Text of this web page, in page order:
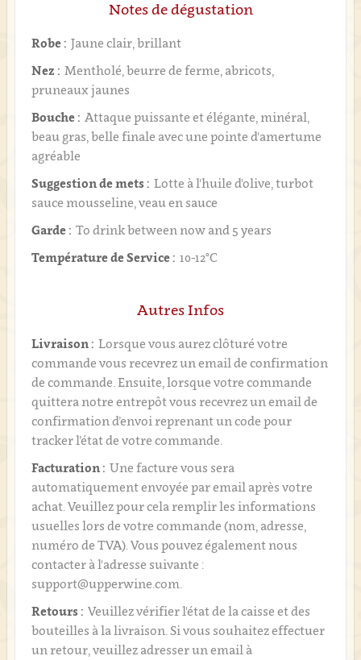
Notes de dégustation
Robe : Jaune clair, brillant
Nez : Mentholé, beurre de ferme, abricots,
pruneaux jaunes
Bouche : Attaque puissante et élégante, minéral,
beau gras, belle finale avec une pointe d'amertume
agréable
Suggestion de mets : Lotte à l'huile d'olive, turbot
sauce mousseline, veau en sauce
Garde : To drink between now and 5 years
Température de Service : 10-12°C
Autres Infos
Livraison : Lorsque vous aurez clôturé votre
commande vous recevrez un email de confirmation
de commande. Ensuite, lorsque votre commande
quittera notre entrepôt vous recevrez un email de
confirmation d’envoi reprenant un code pour
tracker l’état de votre commande.
Facturation : Une facture vous sera
automatiquement envoyée par email après votre
achat. Veuillez pour cela remplir les informations
usuelles lors de votre commande (nom, adresse,
numéro de TVA). Vous pouvez également nous
contacter à l'adresse suivante :
support@upperwine.com.
Retours : Veuillez vérifier l'état de la caisse et des
bouteilles à la livraison. Si vous souhaitez effectuer
un retour, veuillez adresser un email à